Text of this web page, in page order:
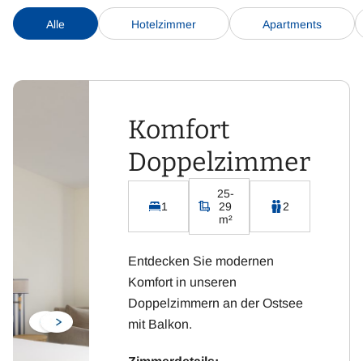
Alle Hotelzimmer Apartments
Komfort
Doppelzimmer
1
25-
29
m²
2
Entdecken Sie modernen
Komfort in unseren
Doppelzimmern an der Ostsee
mit Balkon.